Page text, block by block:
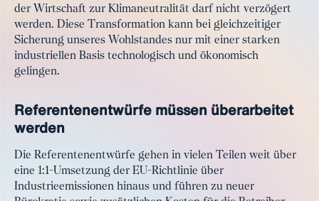
der Wirtschaft zur Klimaneutralität darf nicht verzögert
werden. Diese Transformation kann bei gleichzeitiger
Sicherung unseres Wohlstandes nur mit einer starken
industriellen Basis technologisch und ökonomisch
gelingen.
Referentenentwürfe müssen überarbeitet
werden
Die Referentenentwürfe gehen in vielen Teilen weit über
eine 1:1-Umsetzung der EU-Richtlinie über
Industrieemissionen hinaus und führen zu neuer